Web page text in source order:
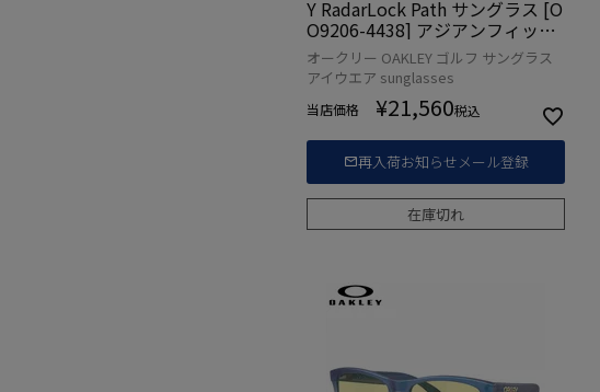
Y RadarLock Path サングラス [O
O9206-4438] アジアンフィット
モデル
オークリー OAKLEY ゴルフ サングラス
アイウエア sunglasses
当店価格 ¥21,560税込
再入荷お知らせメール登録
在庫切れ